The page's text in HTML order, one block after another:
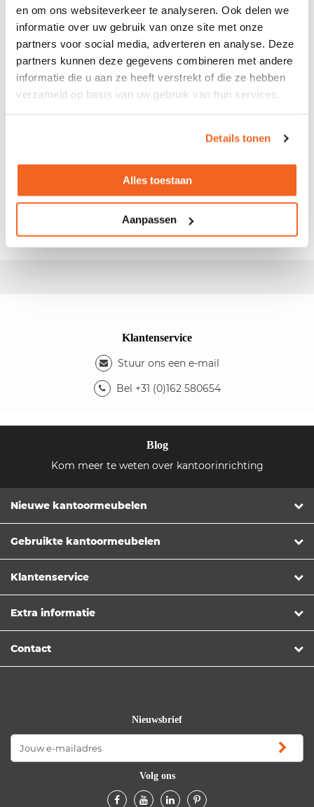
en om ons websiteverkeer te analyseren. Ook delen we
informatie over uw gebruik van onze site met onze
partners voor social media, adverteren en analyse. Deze
partners kunnen deze gegevens combineren met andere
informatie die u aan ze heeft verstrekt of die ze hebben
verzameld op basis van uw gebruik van hun services.
Details tonen
Alles toestaan
Aanpassen
Leveringin België
Voor zowel ParticulieralsZakelijk
Professionele Bezorg- en Montageservice
Gebruikte zwarte roldeurkast
- Afm.: 120x42x198cm (bxdxh) - Kleur ombouw: zwart
- Indeling: 4 legborden - De kast isnietafsluitbaar
Klantenservice
Stuur ons een e-mail
Bel +31 (0)162 580654
Blog
Kom meer te weten over kantoorinrichting
Nieuwe kantoormeubelen
Gebruikte kantoormeubelen
Klantenservice
Extra informatie
Contact
Nieuwsbrief
Volg ons